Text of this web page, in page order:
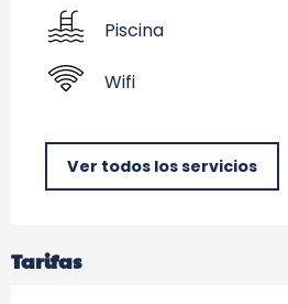
Piscina
Wifi
Ver todos los servicios
Tarifas